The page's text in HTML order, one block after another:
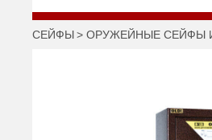
СЕЙФЫ ОРУЖЕЙНЫЕ СЕЙФЫ